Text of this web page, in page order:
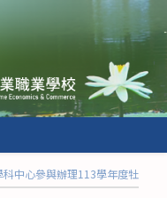
科中心參與辦理113學年度牡丹社